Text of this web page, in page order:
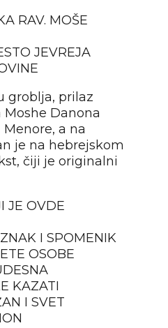
RAV. MOŠE
JEVREJA
groblja, prilaz
Danona
a na
je na hebrejskom
čiji je originalni
JE OVDE
I SPOMENIK
OSOBE
KAZATI
I SVET